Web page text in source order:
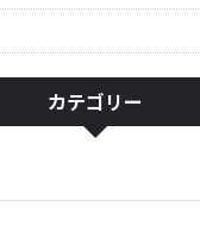
カテゴリー